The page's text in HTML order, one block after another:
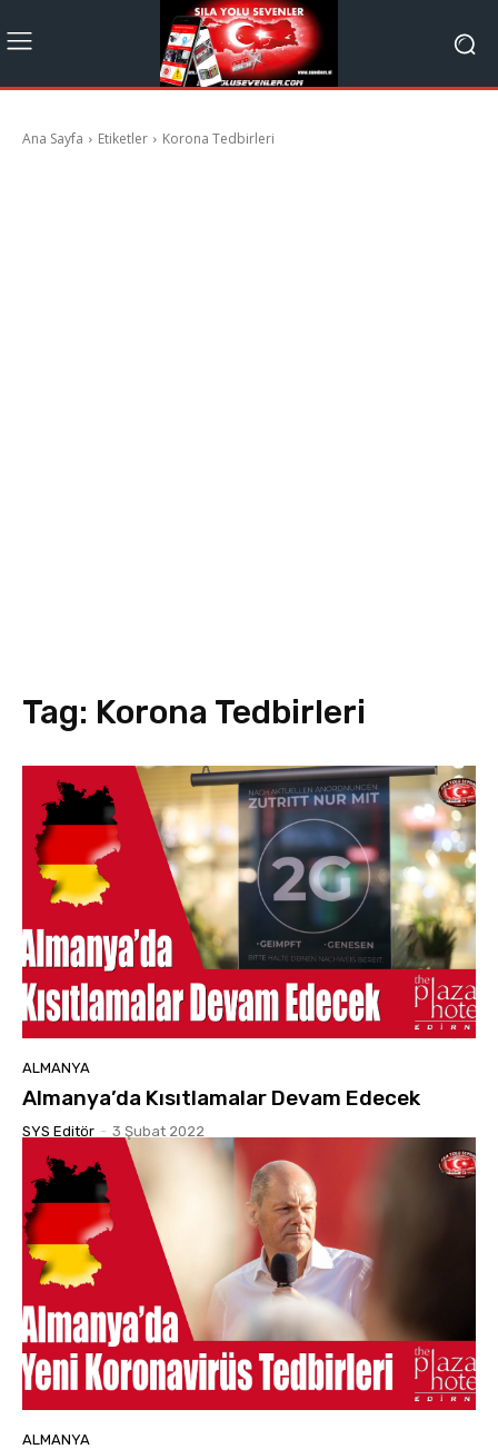
Ana Sayfa Etiketler Korona Tedbirleri
Tag: Korona Tedbirleri
ALMANYA
Almanya’da Kısıtlamalar Devam Edecek
SYS Editör - 3 Şubat 2022
ALMANYA